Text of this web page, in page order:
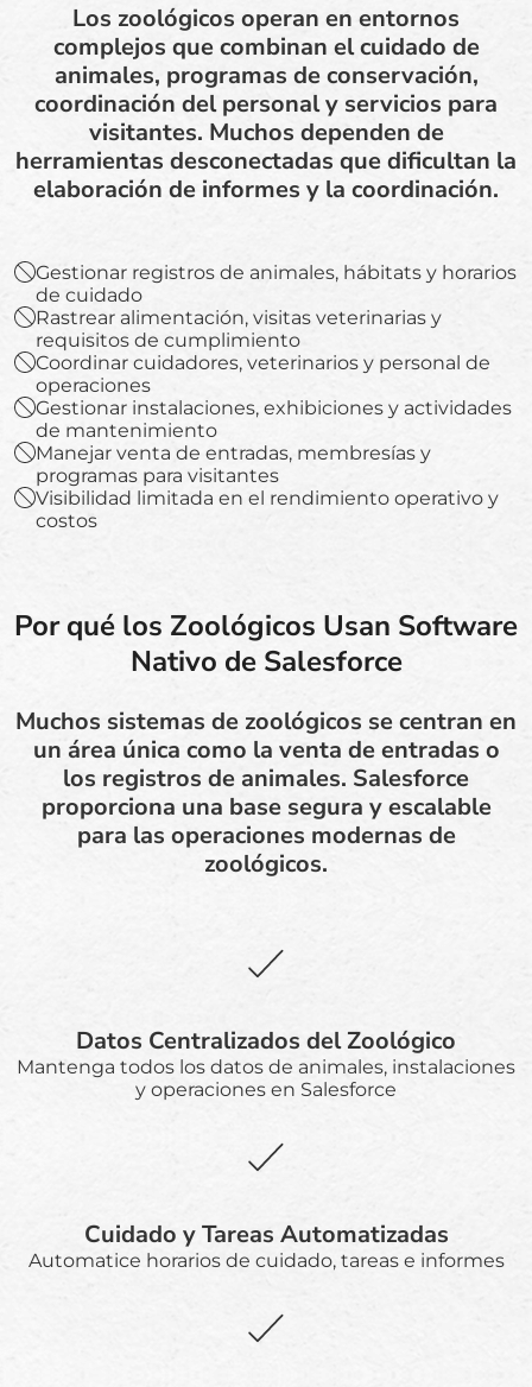
Los zoológicos operan en entornos
complejos que combinan el cuidado de
animales, programas de conservación,
coordinación del personal y servicios para
visitantes. Muchos dependen de
herramientas desconectadas que dificultan la
elaboración de informes y la coordinación.
Gestionar registros de animales, hábitats y horarios
de cuidado
Rastrear alimentación, visitas veterinarias y
requisitos de cumplimiento
Coordinar cuidadores, veterinarios y personal de
operaciones
Gestionar instalaciones, exhibiciones y actividades
de mantenimiento
Manejar venta de entradas, membresías y
programas para visitantes
Visibilidad limitada en el rendimiento operativo y
costos
Por qué los Zoológicos Usan Software
Nativo de Salesforce
Muchos sistemas de zoológicos se centran en
un área única como la venta de entradas o
los registros de animales. Salesforce
proporciona una base segura y escalable
para las operaciones modernas de
zoológicos.
Datos Centralizados del Zoológico
Mantenga todos los datos de animales, instalaciones
y operaciones en Salesforce
Cuidado y Tareas Automatizadas
Automatice horarios de cuidado, tareas e informes